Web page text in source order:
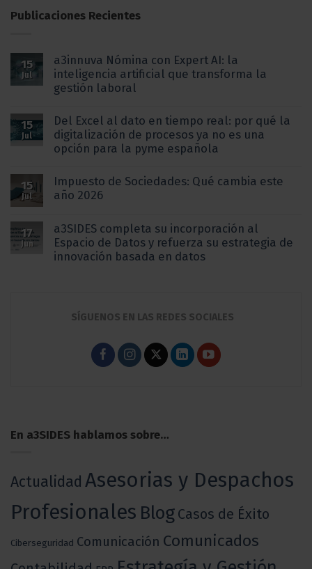
Publicaciones Recientes
15
Jul
a3innuva Nómina con Expert AI: la
inteligencia artificial que transforma la
gestión laboral
15
Jul
Del Excel al dato en tiempo real: por qué la
digitalización de procesos ya no es una
opción para la pyme española
15
Jul
Impuesto de Sociedades: Qué cambia este
año 2026
17
Jun
a3SIDES completa su incorporación al
Espacio de Datos y refuerza su estrategia de
innovación basada en datos
SÍGUENOS EN LAS REDES SOCIALES
En a3SIDES hablamos sobre…
Actualidad Asesorias y Despachos
Profesionales Blog Casos de Éxito
Ciberseguridad Comunicación Comunicados